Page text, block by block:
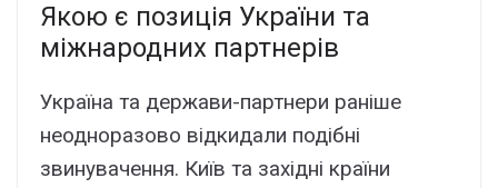
Якою є позиція України та
міжнародних партнерів
Україна та держави-партнери раніше
неодноразово відкидали подібні
звинувачення. Київ та західні країни